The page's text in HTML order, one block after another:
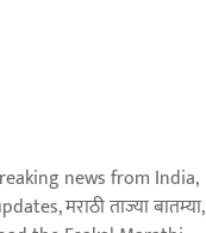
news from India,
मराठी ताज्या बातम्या,